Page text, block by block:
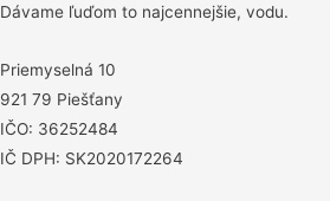
Dávame ľuďom to najcennejšie, vodu.
Priemyselná 10
921 79 Piešťany
IČO: 36252484
IČ DPH: SK2020172264